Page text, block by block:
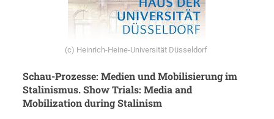
(c) Heinrich-Heine-Universität Düsseldorf
Schau-Prozesse: Medien und Mobilisierung im
Stalinismus. Show Trials: Media and
Mobilization during Stalinism